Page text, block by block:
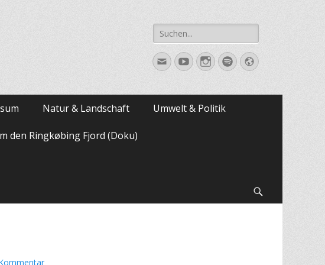
Suche
nach:
E-
Mail
YouTubeInstagram
SpotifyWebsite
Natur & Landschaft Umwelt & Politik
den Ringkøbing Fjord (Doku)